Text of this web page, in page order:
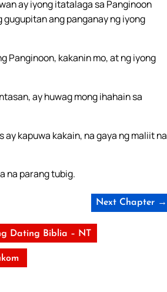
ay iyong itatalaga sa Panginoon
gugupitan ang panganay ng iyong
Panginoon, kakanin mo, at ng iyong
ay huwag mong ihahain sa
kapuwa kakain, na gaya ng maliit na
na parang tubig.
Next Chapter →
Dating Biblia – NT